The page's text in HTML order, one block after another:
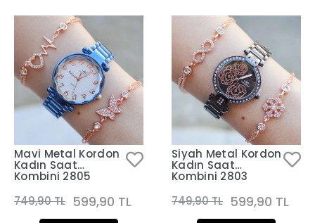
Mavi Metal Kordon
Kadın Saat
Kombini 2805
749,90 TL 599,90 TL
Siyah Metal Kordon
Kadın Saat
Kombini 2803
749,90 TL 599,90 TL